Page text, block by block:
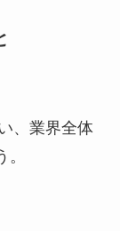
、業界全体